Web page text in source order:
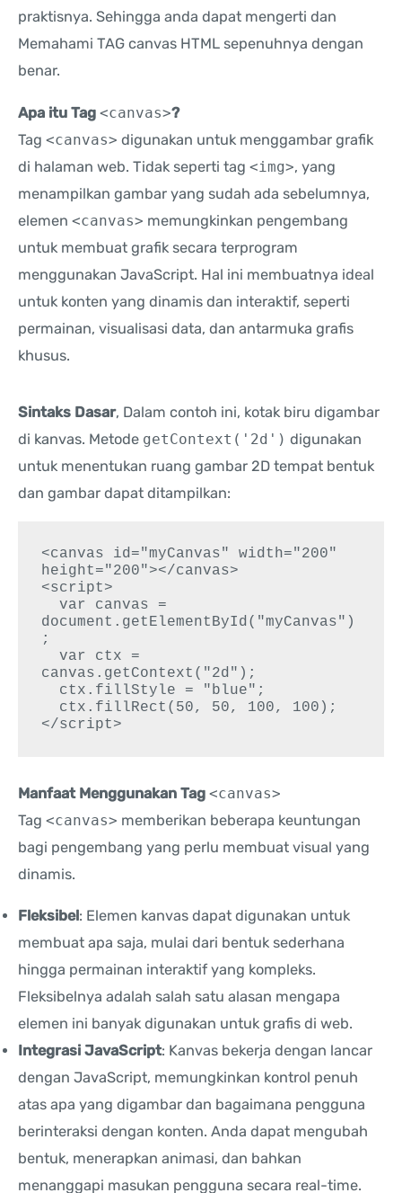
praktisnya. Sehingga anda dapat mengerti dan
Memahami TAG canvas HTML sepenuhnya dengan
benar.
Apa itu Tag <canvas>?
Tag <canvas> digunakan untuk menggambar grafik
di halaman web. Tidak seperti tag <img>, yang
menampilkan gambar yang sudah ada sebelumnya,
elemen <canvas> memungkinkan pengembang
untuk membuat grafik secara terprogram
menggunakan JavaScript. Hal ini membuatnya ideal
untuk konten yang dinamis dan interaktif, seperti
permainan, visualisasi data, dan antarmuka grafis
khusus.
Sintaks Dasar, Dalam contoh ini, kotak biru digambar
di kanvas. Metode getContext('2d') digunakan
untuk menentukan ruang gambar 2D tempat bentuk
dan gambar dapat ditampilkan:
<canvas id="myCanvas" width="200"
height="200"></canvas>
<script>
  var canvas =
document.getElementById("myCanvas")
;
  var ctx =
canvas.getContext("2d");
</script>
Manfaat Menggunakan Tag <canvas>
Tag <canvas> memberikan beberapa keuntungan
bagi pengembang yang perlu membuat visual yang
dinamis.
Fleksibel: Elemen kanvas dapat digunakan untuk
membuat apa saja, mulai dari bentuk sederhana
hingga permainan interaktif yang kompleks.
Fleksibelnya adalah salah satu alasan mengapa
elemen ini banyak digunakan untuk grafis di web.
Integrasi JavaScript: Kanvas bekerja dengan lancar
dengan JavaScript, memungkinkan kontrol penuh
atas apa yang digambar dan bagaimana pengguna
berinteraksi dengan konten. Anda dapat mengubah
bentuk, menerapkan animasi, dan bahkan
menanggapi masukan pengguna secara real-time.